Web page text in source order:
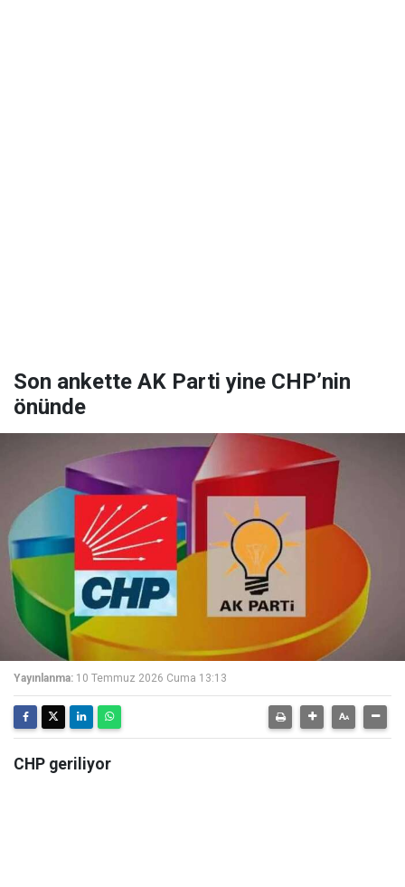
Son ankette AK Parti yine CHP’nin
önünde
Yayınlanma: 10 Temmuz 2026 Cuma 13:13
CHP geriliyor